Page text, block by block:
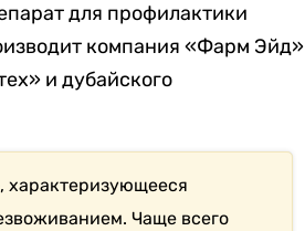
для профилактики
компания «Фарм Эйд»
и дубайского
характеризующееся
Чаще всего